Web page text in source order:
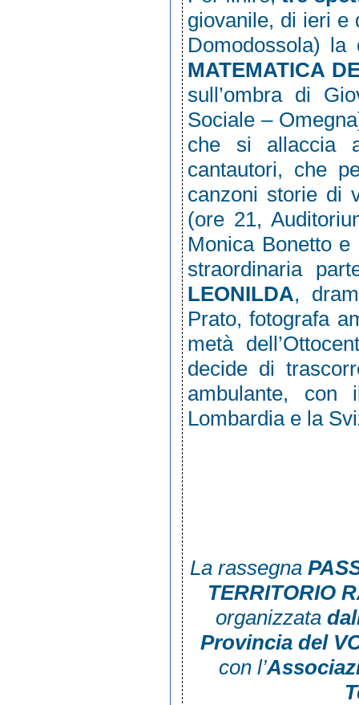
giovanile, di ieri
Domodossola)
MATEMATICA
sull’ombra di
Sociale –
che si allaccia
cantautori, che
canzoni storie di
(ore 21,
Monica Bonetto
straordinaria
LEONILDA,
Prato, fotografa
metà
decide di
ambulante, con
Lombardia e la
La rassegna
TERRITORIO
organizzata
Provincia del
con l’